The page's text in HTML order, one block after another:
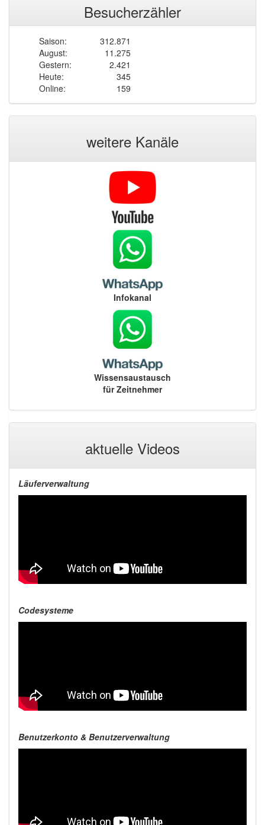
Besucherzähler
Saison:
312.871
August:
11.275
Gestern:
2.421
Heute:
345
Online:
159
weitere Kanäle
Infokanal
Wissensaustausch
für Zeitnehmer
aktuelle Videos
Läuferverwaltung
Codesysteme
Benutzerkonto & Benutzerverwaltung